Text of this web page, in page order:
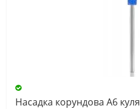
Насадка корундова А6 куля